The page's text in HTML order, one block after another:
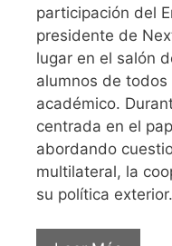
participación del
presidente de
lugar en el salón
alumnos de
académico.
centrada en el
abordando
multilateral, la
su política